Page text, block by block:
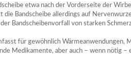
etwa nach der Vorderseite der
die Bandscheibe allerdings auf
Bandscheibenvorfall von starken
für gewöhnlich Wärmeanwendungen,
Medikamente, aber auch – wenn nötig –